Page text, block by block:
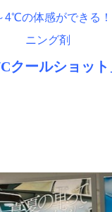
の体感ができる
ニング剤
Cクールショット